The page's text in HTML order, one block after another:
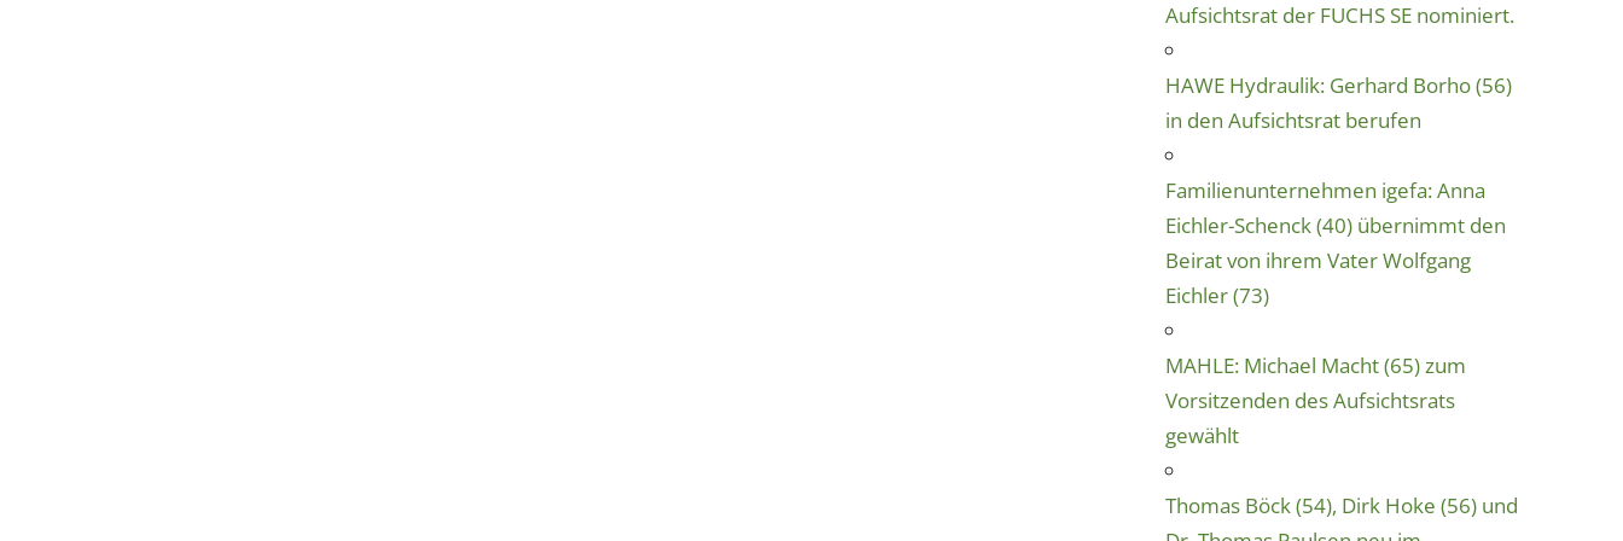
Aufsichtsrat der FUCHS SE nominiert.
HAWE Hydraulik: Gerhard Borho (56)
in den Aufsichtsrat berufen
Familienunternehmen igefa: Anna
Eichler-Schenck (40) übernimmt den
Beirat von ihrem Vater Wolfgang
Eichler (73)
MAHLE: Michael Macht (65) zum
Vorsitzenden des Aufsichtsrats
gewählt
Thomas Böck (54), Dirk Hoke (56) und